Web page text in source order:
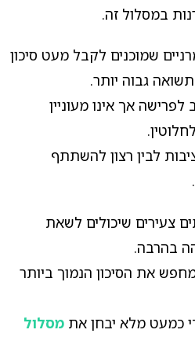
במסלול זה.
שמוכנים לקבל מעט סיכון
גבוה יותר.
אך אינו מעוניין
לבין רצון להשתתף
צעירים שיכולים לשאת
בהרבה.
את הסיכון הנמוך ביותר
כמעט מלא יבחן את מסלול